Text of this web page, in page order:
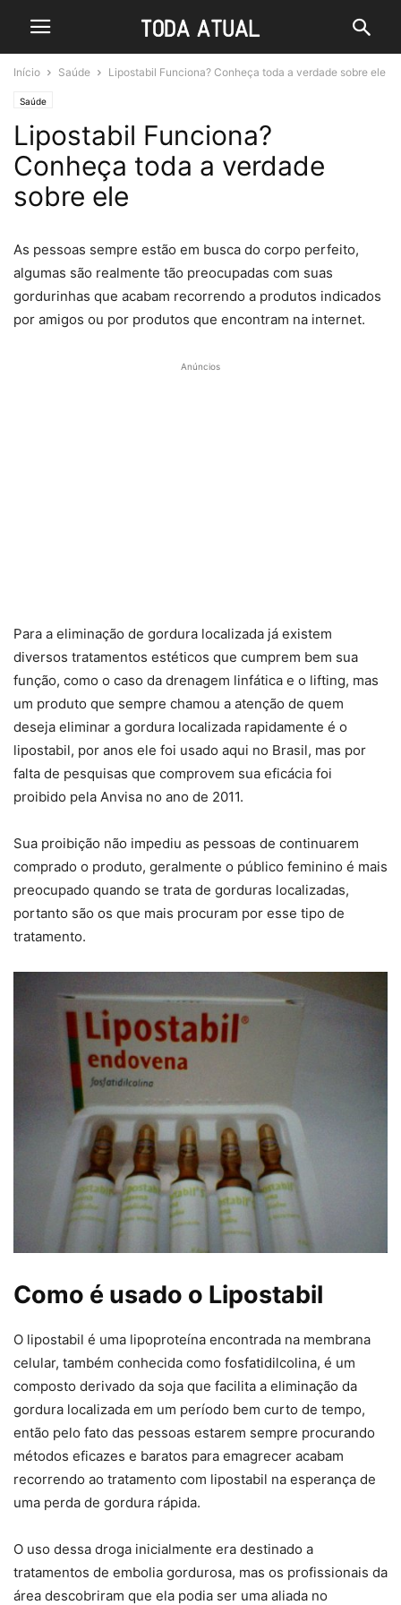
Início Saúde Lipostabil Funciona? Conheça toda a verdade sobre ele
Saúde
Lipostabil Funciona?
Conheça toda a verdade
sobre ele
As pessoas sempre estão em busca do corpo perfeito,
algumas são realmente tão preocupadas com suas
gordurinhas que acabam recorrendo a produtos indicados
por amigos ou por produtos que encontram na internet.
Anúncios
Para a eliminação de gordura localizada já existem
diversos tratamentos estéticos que cumprem bem sua
função, como o caso da drenagem linfática e o lifting, mas
um produto que sempre chamou a atenção de quem
deseja eliminar a gordura localizada rapidamente é o
lipostabil, por anos ele foi usado aqui no Brasil, mas por
falta de pesquisas que comprovem sua eficácia foi
proibido pela Anvisa no ano de 2011.
Sua proibição não impediu as pessoas de continuarem
comprado o produto, geralmente o público feminino é mais
preocupado quando se trata de gorduras localizadas,
portanto são os que mais procuram por esse tipo de
tratamento.
Como é usado o Lipostabil
O lipostabil é uma lipoproteína encontrada na membrana
celular, também conhecida como fosfatidilcolina, é um
composto derivado da soja que facilita a eliminação da
gordura localizada em um período bem curto de tempo,
então pelo fato das pessoas estarem sempre procurando
métodos eficazes e baratos para emagrecer acabam
recorrendo ao tratamento com lipostabil na esperança de
uma perda de gordura rápida.
O uso dessa droga inicialmente era destinado a
tratamentos de embolia gordurosa, mas os profissionais da
área descobriram que ela podia ser uma aliada no